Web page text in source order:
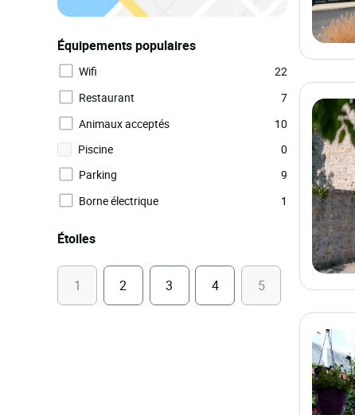
Équipements populaires
Wifi
22
Restaurant
7
Animaux acceptés
10
Piscine
0
Parking
9
Borne électrique
1
Étoiles
1 2 3 4 5